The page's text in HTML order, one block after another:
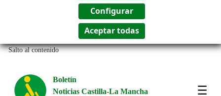
Salto al contenido
Boletín
Noticias Castilla-La Mancha